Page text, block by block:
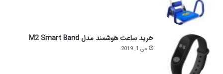
خرید ساعت هوشمند مدل M2 Smart Band
می 1, 2019